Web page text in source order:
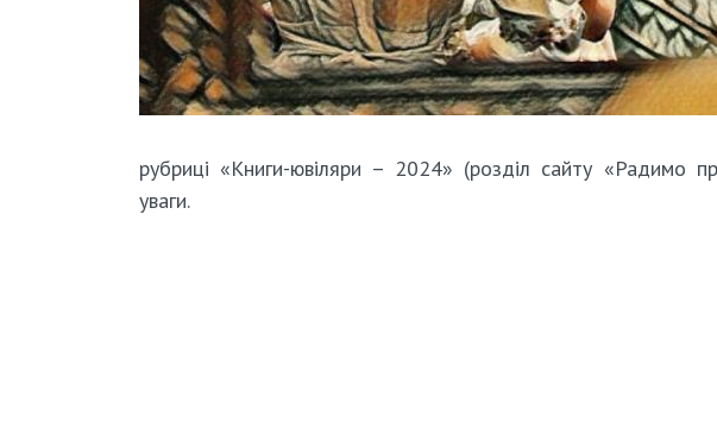
рубриці «Книги-ювіляри – 2024» (розділ сайту «Радимо
уваги.